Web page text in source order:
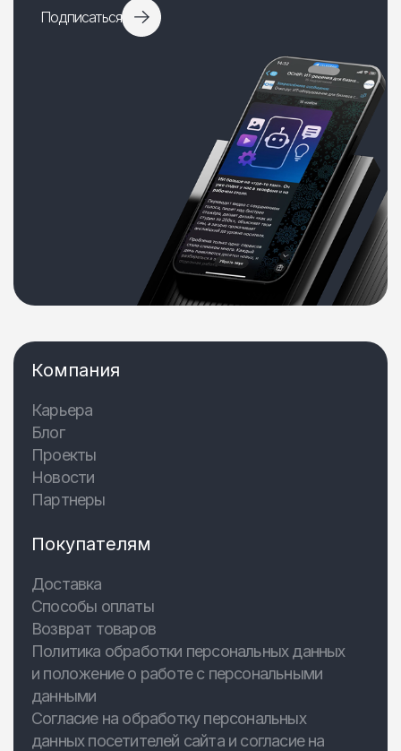
Подписаться
Компания
Карьера
Блог
Проекты
Новости
Партнеры
Покупателям
Доставка
Способы оплаты
Возврат товаров
Политика обработки персональных данных
и положение о работе с персональными
данными
Согласие на обработку персональных
данных посетителей сайта и согласие на